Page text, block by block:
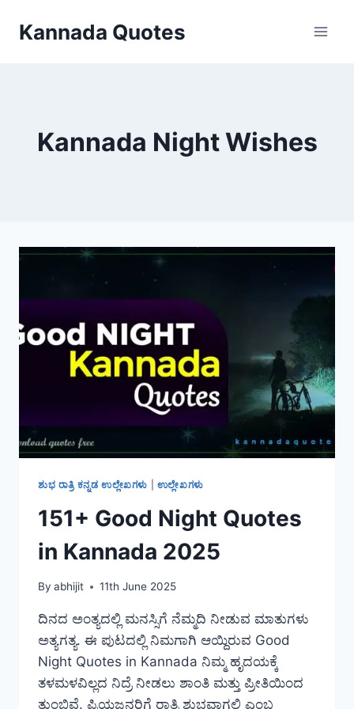
Kannada Quotes
Kannada Night Wishes
ಶುಭ ರಾತ್ರಿ ಕನ್ನಡ ಉಲ್ಲೇಖಗಳು ಉಲ್ಲೇಖಗಳು
151+ Good Night Quotes
in Kannada 2025
By abhijit 11th June 2025
ದಿನದ ಅಂತ್ಯದಲ್ಲಿ ಮನಸ್ಸಿಗೆ ನೆಮ್ಮದಿ ನೀಡುವ ಮಾತುಗಳು
ಅತ್ಯಗತ್ಯ. ಈ ಪುಟದಲ್ಲಿ ನಿಮಗಾಗಿ ಆಯ್ದಿರುವ Good
Night Quotes in Kannada ನಿಮ್ಮ ಹೃದಯಕ್ಕೆ
ತಳಮಳವಿಲ್ಲದ ನಿದ್ರೆ ನೀಡಲು ಶಾಂತಿ ಮತ್ತು ಪ್ರೀತಿಯಿಂದ
ತುಂಬಿವೆ. ಪ್ರಿಯಜನರಿಗೆ ರಾತ್ರಿ ಶುಭವಾಗಲಿ ಎಂಬ